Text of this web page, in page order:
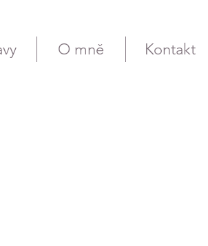
O mně Kontakt